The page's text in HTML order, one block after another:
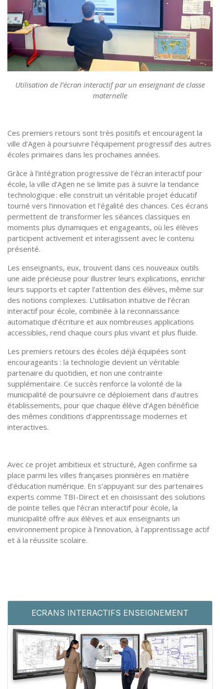
Utilisation de l’écran interactif par un enseignant de classe
maternelle
Ces premiers retours sont très positifs et encouragent la
ville d’Agen à poursuivre l’équipement progressif des autres
écoles primaires dans les prochaines années.
Grâce à l’intégration progressive de l’écran interactif pour
école, la ville d’Agen ne se limite pas à suivre la tendance
technologique : elle construit un véritable projet éducatif
tourné vers l’innovation et l’égalité des chances. Ces écrans
permettent de transformer les séances classiques en
moments plus dynamiques et engageants, où les élèves
participent activement et interagissent avec le contenu
présenté.
Les enseignants, eux, trouvent dans ces nouveaux outils
une aide précieuse pour illustrer leurs explications, enrichir
leurs supports et capter l’attention des élèves, même sur
des notions complexes. L’utilisation intuitive de l’écran
interactif pour école, combinée à la reconnaissance
automatique d’écriture et aux nombreuses applications
accessibles, rend chaque cours plus vivant et plus fluide.
Les premiers retours des écoles déjà équipées sont
encourageants : la technologie devient un véritable
partenaire du quotidien, et non une contrainte
supplémentaire. Ce succès renforce la volonté de la
municipalité de poursuivre ce déploiement dans d’autres
établissements, pour que chaque élève d’Agen bénéficie
des mêmes conditions d’apprentissage modernes et
interactives.
Avec ce projet ambitieux et structuré, Agen confirme sa
place parmi les villes françaises pionnières en matière
d’éducation numérique. En s’appuyant sur des partenaires
experts comme TBI-Direct et en choisissant des solutions
de pointe telles que l’écran interactif pour école, la
municipalité offre aux élèves et aux enseignants un
environnement propice à l’innovation, à l’apprentissage actif
et à la réussite scolaire.
ECRANS INTERACTIFS ENSEIGNEMENT